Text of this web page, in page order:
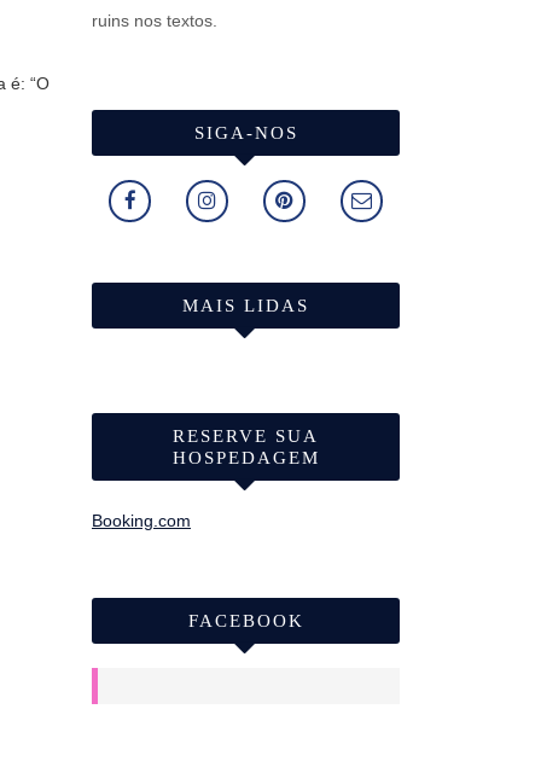
é: “O
ruins nos textos.
SIGA-NOS
MAIS LIDAS
RESERVE SUA
HOSPEDAGEM
Booking.com
FACEBOOK